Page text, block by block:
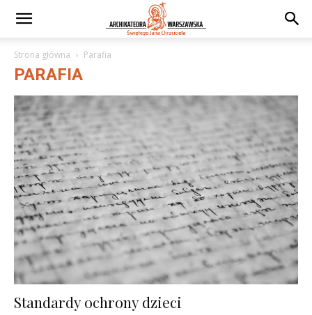
Strona główna Parafia
PARAFIA
Standardy ochrony dzieci